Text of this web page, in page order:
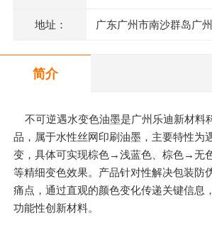
地址： 广东广州市南沙群岛广
简介
不可逆遇水变色油墨是广州乐迪新材料
品，属于水性丝网印刷油墨，主要特性为
变，具体可实现棕色→浅蓝色、棕色→无
等精细变色效果。产品针对性解决包装防
痛点，通过直观的颜色变化传递关键信息
功能性创新材料。